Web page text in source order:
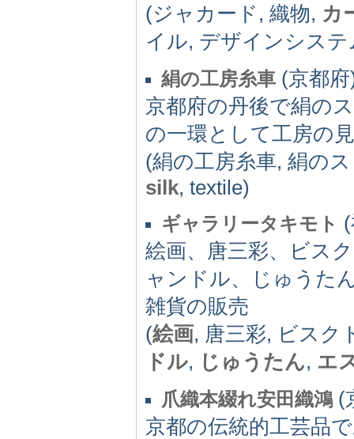
(ジャカード, 織物, カ
イル, デザインシス
絹の工房糸車 (京都
京都府の丹後で絹の
の一環として工房の
(絹の工房糸車, 絹の
silk, textile)
ギャラリータキモト
絵画、唐三彩、ビス
ャンドル、じゅうた
雑貨の販売
(絵画, 唐三彩, ビスク
ドル, じゅうたん, エ
爪織本綴れ安田織鴻 (
京都の伝統的工芸品